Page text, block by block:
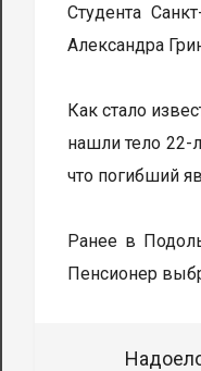
Студента
Александра
Как стало
нашли тело 22-
что погибший
Ранее в
Пенсионер